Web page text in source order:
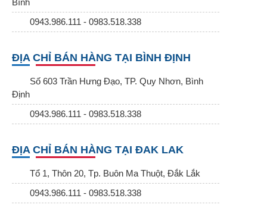
0943.986.111 - 0983.518.338
ĐỊA CHỈ BÁN HÀNG TẠI BÌNH ĐỊNH
Số 603 Trần Hưng Đạo, TP. Quy Nhơn, Bình
Định
0943.986.111 - 0983.518.338
ĐỊA CHỈ BÁN HÀNG TẠI ĐAK LAK
Tổ 1, Thôn 20, Tp. Buôn Ma Thuột, Đắk Lắk
0943.986.111 - 0983.518.338